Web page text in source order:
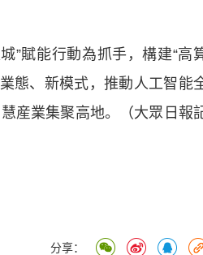
賦能行動為抓手，構建“高
態、新模式，推動人工智能
産業集聚高地。（大眾日報
分享：